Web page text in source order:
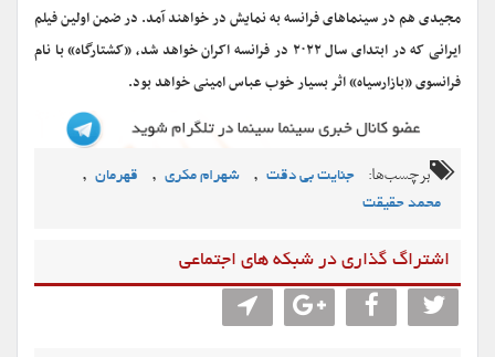
مجیدی هم در سینماهای فرانسه به نمایش در خواهند آمد. در ضمن اولین فیلم
ایرانی که در ابتدای سال ۲۰۲۲ در فرانسه اکران خواهد شد، «کشتارگاه» با نام
فرانسوی «بازارسیاه» اثر بسیار خوب عباس امینی خواهد بود.
برچسب‌ها: جنایت بی دقت , شهرام مکری , قهرمان ,
محمد حقیقت
اشتراگ گذاری در شبکه های اجتماعی